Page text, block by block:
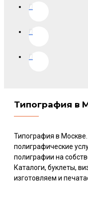
Типография в
Типография в
полиграфические
полиграфии на
Каталоги, буклеты,
изготовляем и